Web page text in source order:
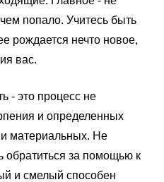
попало. Учитесь быть
рождается нечто новое,
вас.
- это процесс не
и определенных
материальных. Не
обратиться за помощью к
и смелый способен